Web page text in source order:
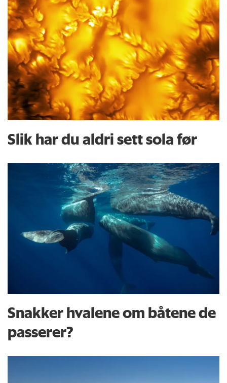
Slik har du aldri sett sola før
Snakker hvalene om båtene de
passerer?